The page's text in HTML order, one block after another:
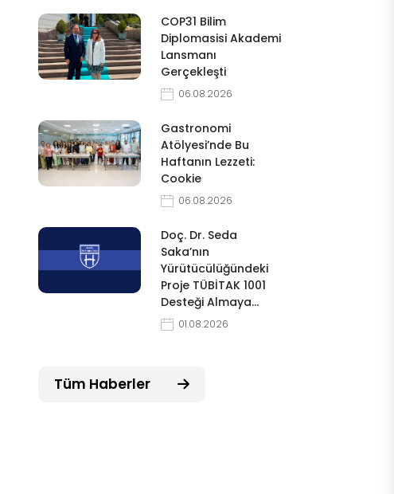
COP31 Bilim
Diplomasisi Akademi
Lansmanı
Gerçekleşti
06.08.2026
Gastronomi
Atölyesi’nde Bu
Haftanın Lezzeti:
Cookie
06.08.2026
Doç. Dr. Seda
Saka’nın
Yürütücülüğündeki
Proje TÜBİTAK 1001
Desteği Almaya…
01.08.2026
Tüm Haberler